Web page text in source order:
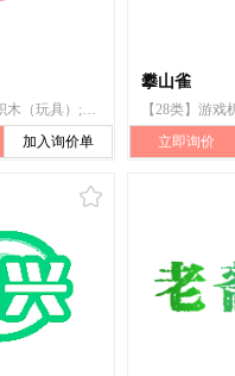
【28类】玩具;积木（玩具）;多米诺骨牌;玩具车;智能玩具;指尖陀螺玩具;拼图玩具;玩具模型;室内游戏玩具;填充玩具
加入询价单
攀山雀
立即询价